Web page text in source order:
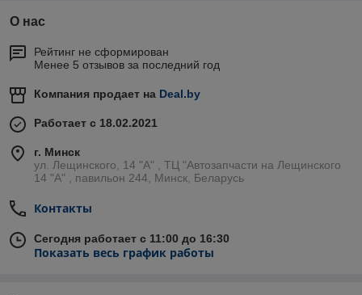
О нас
Рейтинг не сформирован
Менее 5 отзывов за последний год
Компания продает на Deal.by
Работает с 18.02.2021
г. Минск
ул. Лещинского, 14 "А" , ТЦ "Автозапчасти на Лещинcкого
14 "A" , павильон 244, Минск, Беларусь
Контакты
Сегодня работает с 11:00 до 16:30
Показать весь график работы